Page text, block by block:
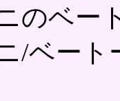
のベー
/ベート